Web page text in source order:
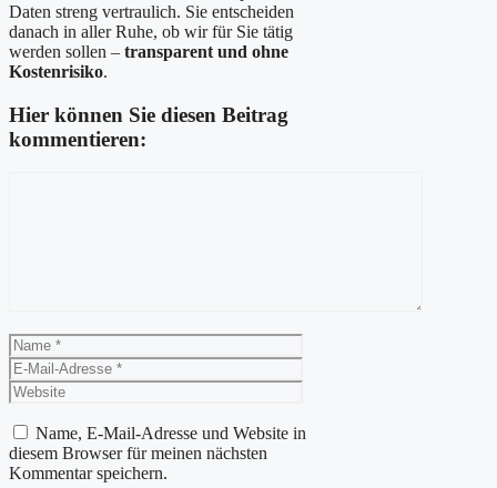
Daten streng vertraulich. Sie entscheiden
danach in aller Ruhe, ob wir für Sie tätig
werden sollen – transparent und ohne
Kostenrisiko.
Hier können Sie diesen Beitrag
kommentieren:
Name
Mail-
Adresse
Name, E-Mail-Adresse und Website in
diesem Browser für meinen nächsten
Kommentar speichern.